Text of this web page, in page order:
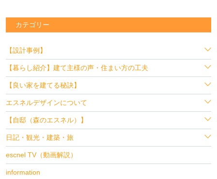
カテゴリー
【設計事例】
【暮らし紹介】建て主様の声・住まい方の工夫
【良い家を建てる秘訣】
エスネルデザインについて
【自邸（森のエスネル）】
日記・観光・建築・旅
escnel TV（動画解説）
information